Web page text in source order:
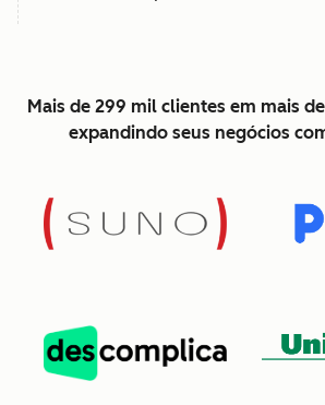
Mais de 299 mil clientes em mais
expandindo seus negócios